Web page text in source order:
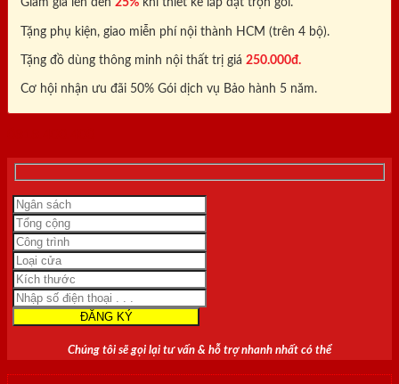
Tặng phụ kiện, giao miễn phí nội thành HCM (trên 4 bộ).
Tặng đồ dùng thông minh nội thất trị giá 250.000đ.
Cơ hội nhận ưu đãi 50% Gói dịch vụ Bảo hành 5 năm.
Chúng tôi sẽ gọi lại tư vấn & hỗ trợ nhanh nhất có thể